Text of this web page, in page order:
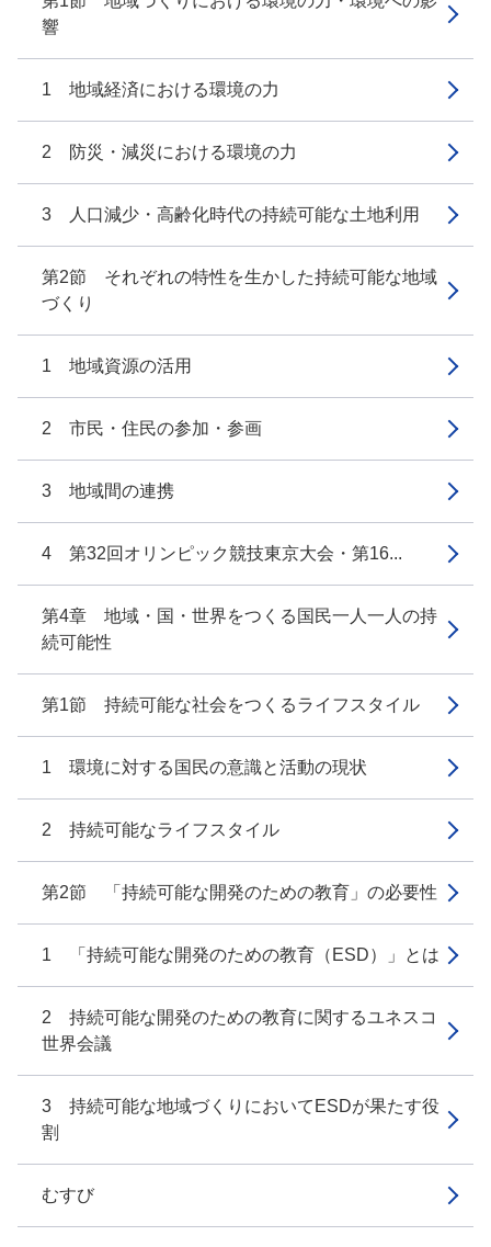
響
1 地域経済における環境の力
2 防災・減災における環境の力
3 人口減少・高齢化時代の持続可能な土地利用
第2節 それぞれの特性を生かした持続可能な地域
づくり
1 地域資源の活用
2 市民・住民の参加・参画
3 地域間の連携
4 第32回オリンピック競技東京大会・第16...
第4章 地域・国・世界をつくる国民一人一人の持
続可能性
第1節 持続可能な社会をつくるライフスタイル
1 環境に対する国民の意識と活動の現状
2 持続可能なライフスタイル
第2節 「持続可能な開発のための教育」の必要性
1 「持続可能な開発のための教育（ESD）」とは
2 持続可能な開発のための教育に関するユネスコ
世界会議
3 持続可能な地域づくりにおいてESDが果たす役
割
むすび